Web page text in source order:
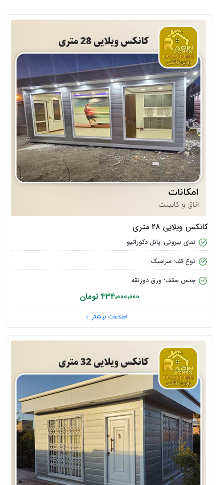
کانکس ویلایی 28 متری
نمای بیرونی: پانل دکوراتیو
نوع کف: سرامیک
جنس سقف: ورق ذوزنقه
434،000،000 تومان
اطلاعات بیشتر